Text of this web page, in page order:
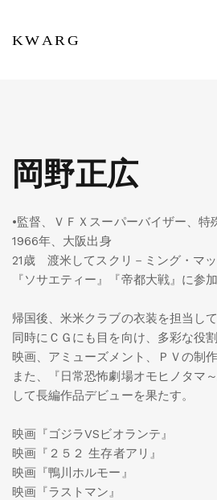
岡野正広
•監督、ＶＦＸスーパーバイザー、特
1966年、大阪出身
21歳 渡米してスクリ－ミング・マ
『ソサエティー』『帝都大戦』に参加
帰国後、米米クラブの衣装を担当し
同時にＣＧにも目を向け、多彩な役
映画、アミューズメント、ＰＶの制作
また、『日常恐怖劇場オモヒノタマ
して長編作品デビューを果たす。
映画『ゴジラVSビオランテ』
映画『２５２ 生存者アリ』
映画『鴨川ホルモー』
映画『ラストマン』